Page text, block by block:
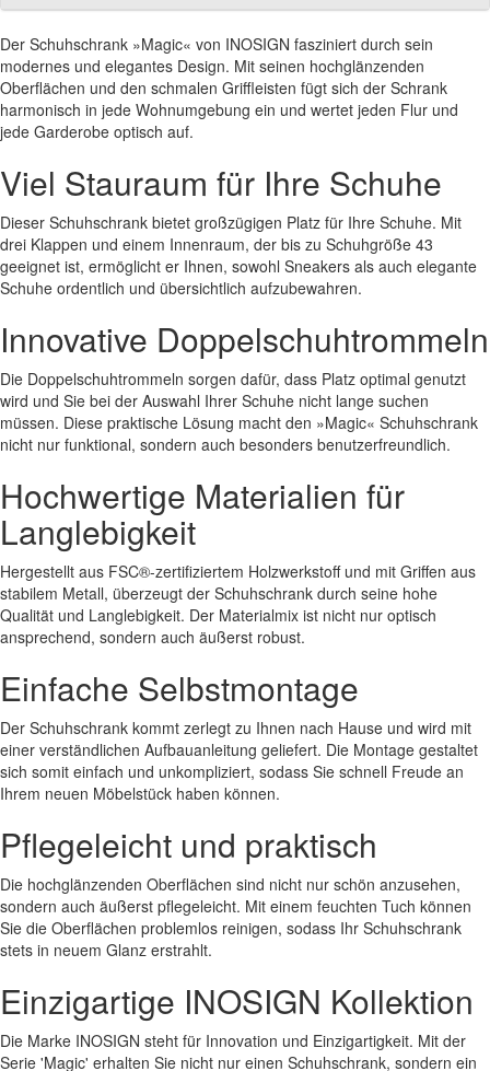
Der Schuhschrank »Magic« von INOSIGN fasziniert durch sein
modernes und elegantes Design. Mit seinen hochglänzenden
Oberflächen und den schmalen Griffleisten fügt sich der Schrank
harmonisch in jede Wohnumgebung ein und wertet jeden Flur und
jede Garderobe optisch auf.
Viel Stauraum für Ihre Schuhe
Dieser Schuhschrank bietet großzügigen Platz für Ihre Schuhe. Mit
drei Klappen und einem Innenraum, der bis zu Schuhgröße 43
geeignet ist, ermöglicht er Ihnen, sowohl Sneakers als auch elegante
Schuhe ordentlich und übersichtlich aufzubewahren.
Innovative Doppelschuhtrommeln
Die Doppelschuhtrommeln sorgen dafür, dass Platz optimal genutzt
wird und Sie bei der Auswahl Ihrer Schuhe nicht lange suchen
müssen. Diese praktische Lösung macht den »Magic« Schuhschrank
nicht nur funktional, sondern auch besonders benutzerfreundlich.
Hochwertige Materialien für
Langlebigkeit
Hergestellt aus FSC®-zertifiziertem Holzwerkstoff und mit Griffen aus
stabilem Metall, überzeugt der Schuhschrank durch seine hohe
Qualität und Langlebigkeit. Der Materialmix ist nicht nur optisch
ansprechend, sondern auch äußerst robust.
Einfache Selbstmontage
Der Schuhschrank kommt zerlegt zu Ihnen nach Hause und wird mit
einer verständlichen Aufbauanleitung geliefert. Die Montage gestaltet
sich somit einfach und unkompliziert, sodass Sie schnell Freude an
Ihrem neuen Möbelstück haben können.
Pflegeleicht und praktisch
Die hochglänzenden Oberflächen sind nicht nur schön anzusehen,
sondern auch äußerst pflegeleicht. Mit einem feuchten Tuch können
Sie die Oberflächen problemlos reinigen, sodass Ihr Schuhschrank
stets in neuem Glanz erstrahlt.
Einzigartige INOSIGN Kollektion
Die Marke INOSIGN steht für Innovation und Einzigartigkeit. Mit der
Serie 'Magic' erhalten Sie nicht nur einen Schuhschrank, sondern ein